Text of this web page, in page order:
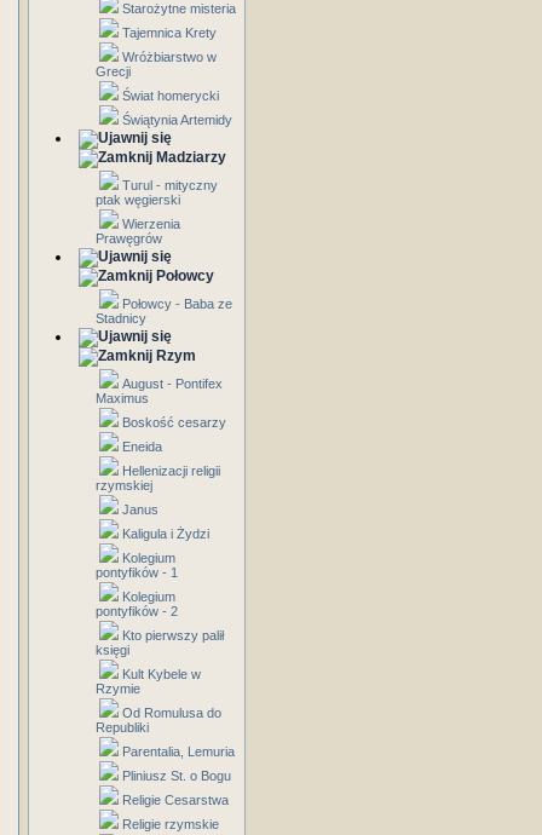
Starożytne misteria
Tajemnica Krety
Wróżbiarstwo w
Grecji
Świat homerycki
Świątynia Artemidy
Madziarzy
Turul - mityczny
ptak węgierski
Wierzenia
Prawęgrów
Połowcy
Połowcy - Baba ze
Stadnicy
Rzym
August - Pontifex
Maximus
Boskość cesarzy
Eneida
Hellenizacji religii
rzymskiej
Janus
Kaligula i Żydzi
Kolegium
pontyfików - 1
Kolegium
pontyfików - 2
Kto pierwszy palił
księgi
Kult Kybele w
Rzymie
Od Romulusa do
Republiki
Parentalia, Lemuria
Pliniusz St. o Bogu
Religie Cesarstwa
Religie rzymskie